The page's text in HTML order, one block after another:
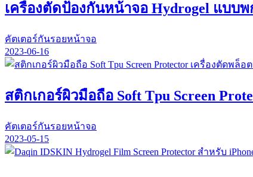
เครื่องตัดป้องกันหน้าจอ Hydrogel แบ
คัตเตอร์กันรอยหน้าจอ
2023-06-16
สติกเกอร์ผิวมือถือ Soft Tpu Screen
คัตเตอร์กันรอยหน้าจอ
2023-05-15